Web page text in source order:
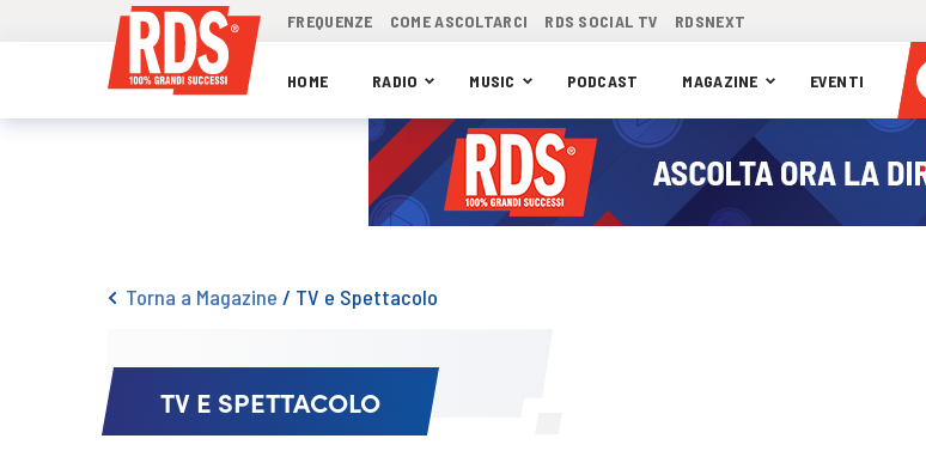
FREQUENZE COME ASCOLTARCI RDS SOCIAL TV RDSNEXT
HOME RADIO MUSIC PODCAST MAGAZINE EVENTI
Torna a Magazine / TV e Spettacolo
TV E SPETTACOLO